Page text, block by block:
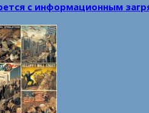
с информационным